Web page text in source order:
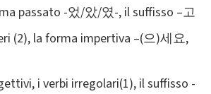
passato -었/았/였-, il suffisso –고
(2), la forma impertiva –(으)세요,
i verbi irregolari(1), il suffisso -